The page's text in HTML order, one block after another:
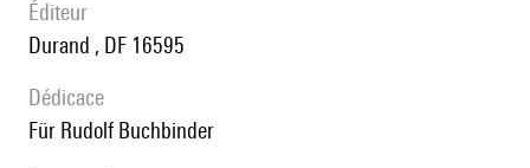
éditeur
Durand , DF 16595
Dédicace
für Rudolf Buchbinder